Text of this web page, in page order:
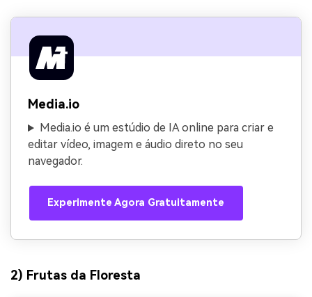
Media.io
Media.io é um estúdio de IA online para criar e
editar vídeo, imagem e áudio direto no seu
navegador.
Experimente Agora Gratuitamente
2) Frutas da Floresta